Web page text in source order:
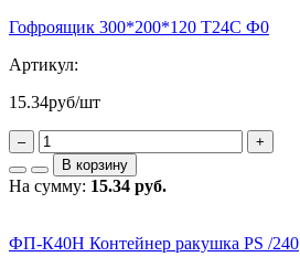
Гофроящик 300*200*120 Т24С Ф0
Артикул:
15.34руб/шт
–
+
В корзину
На сумму: 15.34 руб.
ФП-К40Н Контейнер ракушка PS /240